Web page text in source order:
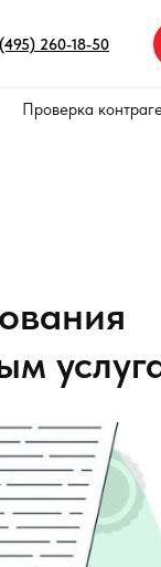
260-18-50
Проверка